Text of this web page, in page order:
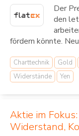
Der
den
fördern könnte.
Charttechnik Gold
Widerstände
Yen
Aktie im
Widerstand,